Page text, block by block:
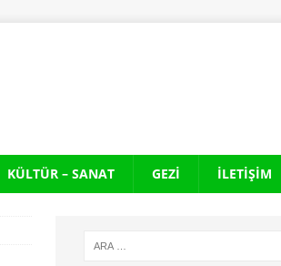
KÜLTÜR – SANAT GEZI İLETIŞIM